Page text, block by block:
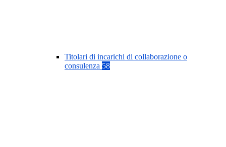
Titolari di incarichi di collaborazione o
consulenza 58